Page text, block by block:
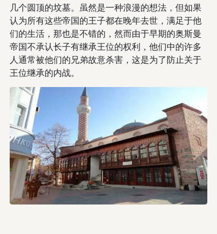
几个圆顶的坟墓。虽然是一种浪漫的想法，但如果
认为所有这些帝国的王子都在晚年去世，满足于他
们的生活，那也是不错的，然而由于早期的奥斯曼
帝国不承认长子有继承王位的权利，他们中的许多
人通常被他们的兄弟故意杀害，这是为了防止关于
王位继承的内战。